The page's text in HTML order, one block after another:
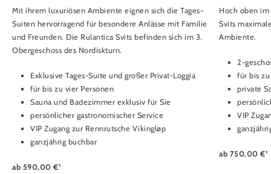
Mit ihrem luxuriösen Ambiente eignen sich die Tages-
Suiten hervorragend für besondere Anlässe mit Familie
und Freunden. Die Rulantica Svits befinden sich im 3.
Obergeschoss des Nordiskturn.
Exklusive Tages-Suite und großer Privat-Loggia
für bis zu vier Personen
Sauna und Badezimmer exklusiv für Sie
persönlicher gastronomischer Service
VIP Zugang zur Rennrutsche Vikingløp
ganzjährig buchbar
ab 590,00 €¹
Hoch oben
Svits
Ambiente.
2-
für bis
private
VIP
ab 750,00 €¹